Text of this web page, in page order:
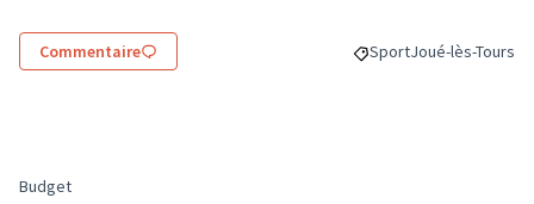
Commentaire Filtrer les résultats de
SportFiltrer les
Joué-lès-Tours
Budget